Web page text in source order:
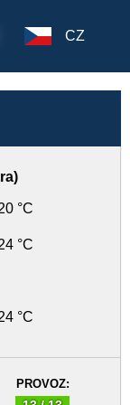
CZ
- NE 10:00 -
°C
°C
°C
PROVOZ: